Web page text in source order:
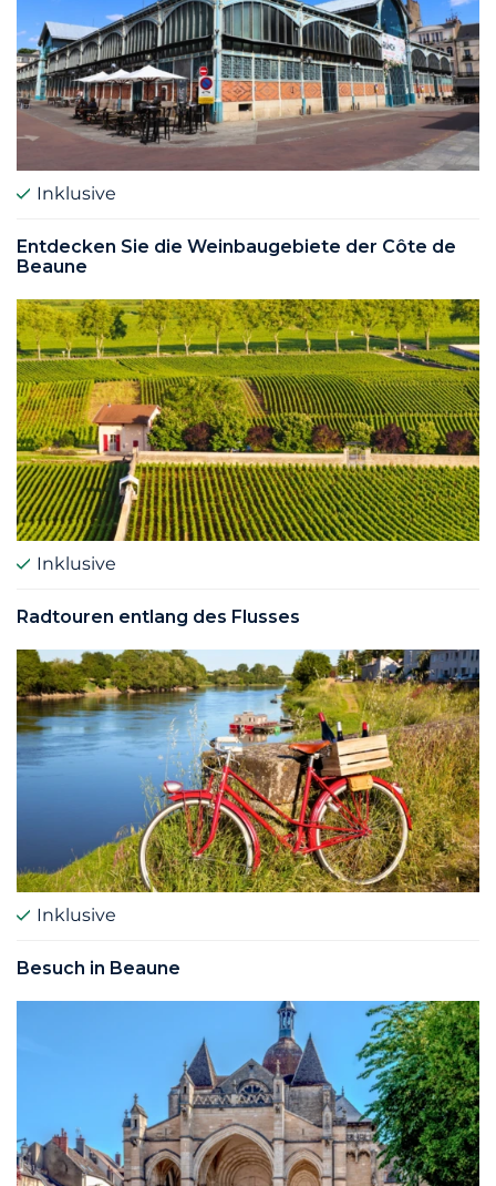
Inklusive
Entdecken Sie die Weinbaugebiete der Côte de
Beaune
Inklusive
Radtouren entlang des Flusses
Inklusive
Besuch in Beaune